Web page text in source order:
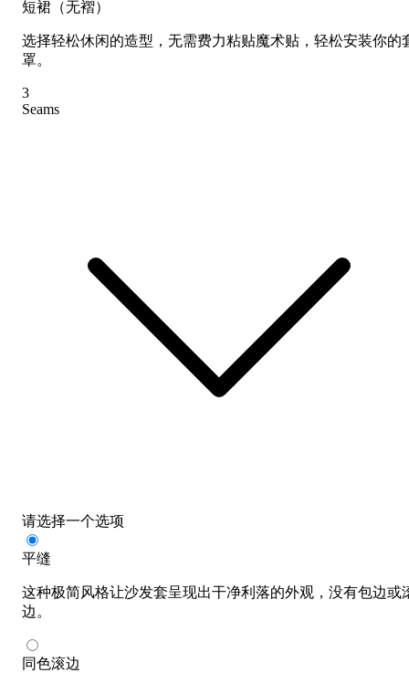
短裙（无褶）
选择轻松休闲的造型，无需费力粘贴魔术贴，轻松安装你的
罩。
3
Seams
请选择一个选项
平缝
这种极简风格让沙发套呈现出干净利落的外观，没有包边或
边。
同色滚边